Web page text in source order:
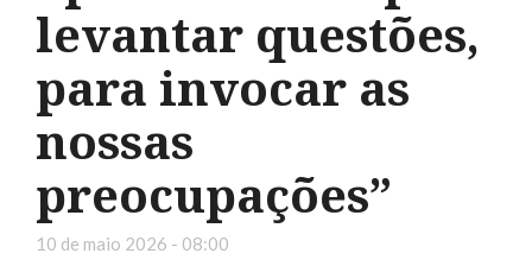
levantar questões,
para invocar as
nossas
preocupações”
10 de maio 2026 - 08:00